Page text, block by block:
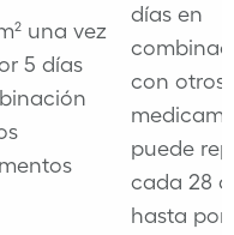
una vez
5 días
días en
con otros
puede
cada 28
hasta por